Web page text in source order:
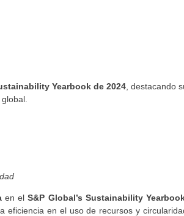
Yearbook de 2024, destacando
en elS&P Global’s Sustainability
eficiencia en el uso de recursos y